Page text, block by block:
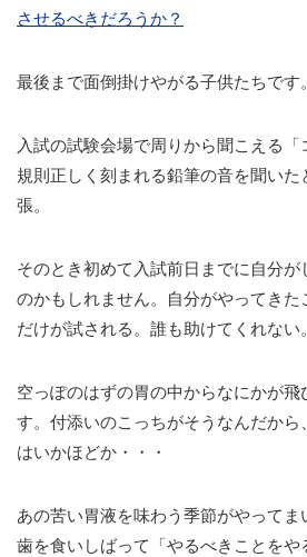
させるべきだろうか？
最後まで面倒掛けやがる子供たちです
入試の試験会場で周りから聞こえる「
規則正しく刻まれる鉛筆の音を聞いた
張。
そのとき初めて入試前日までに自分が
のかもしれません。自分がやってきた
だけが試される。誰も助けてくれない。
空っぽのはずの胃の中からなにかが
す。付添いのこっちがそうなんだから
はいかほどか・・・
あの苦い胃液を味わう季節がやって
歯を食いしばって「やるべきことをや